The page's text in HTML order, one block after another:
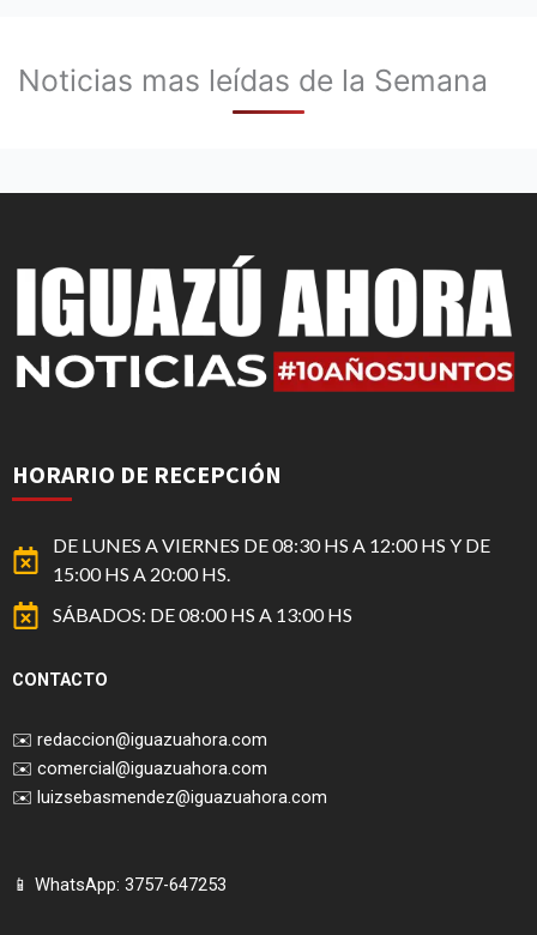
Noticias mas leídas de la Semana
HORARIO DE RECEPCIÓN
DE LUNES A VIERNES DE 08:30 HS A 12:00 HS Y DE
15:00 HS A 20:00 HS.
SÁBADOS: DE 08:00 HS A 13:00 HS
CONTACTO
✉️ redaccion@iguazuahora.com
✉️ comercial@iguazuahora.com
✉️ luizsebasmendez@iguazuahora.com
📱 WhatsApp: 3757-647253